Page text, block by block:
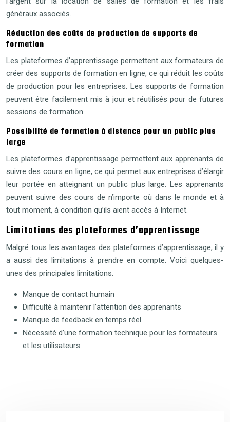
généraux associés.
Réduction des coûts de production de supports de
formation
Les plateformes d’apprentissage permettent aux formateurs de
créer des supports de formation en ligne, ce qui réduit les coûts
de production pour les entreprises. Les supports de formation
peuvent être facilement mis à jour et réutilisés pour de futures
sessions de formation.
Possibilité de formation à distance pour un public plus
large
Les plateformes d’apprentissage permettent aux apprenants de
suivre des cours en ligne, ce qui permet aux entreprises d’élargir
leur portée en atteignant un public plus large. Les apprenants
peuvent suivre des cours de n’importe où dans le monde et à
tout moment, à condition qu’ils aient accès à Internet.
Limitations des plateformes d’apprentissage
Malgré tous les avantages des plateformes d’apprentissage, il y
a aussi des limitations à prendre en compte. Voici quelques-
unes des principales limitations.
Manque de contact humain
Difficulté à maintenir l’attention des apprenants
Manque de feedback en temps réel
Nécessité d’une formation technique pour les formateurs
et les utilisateurs